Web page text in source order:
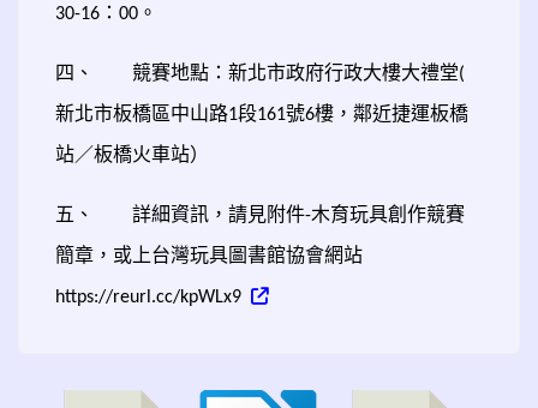
30-16 ： 00 。
四、 競賽地點：新北市政府行政大樓大禮堂(
新北市板橋區中山路1段161號6樓，鄰近捷運板橋
站／板橋火車站）
五、 詳細資訊，請見附件-木育玩具創作競賽
簡章，或上台灣玩具圖書館協會網站
https://reurl.cc/kpWLx9